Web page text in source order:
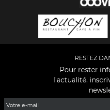
RESTEZ
Pour rester
l'actualité,